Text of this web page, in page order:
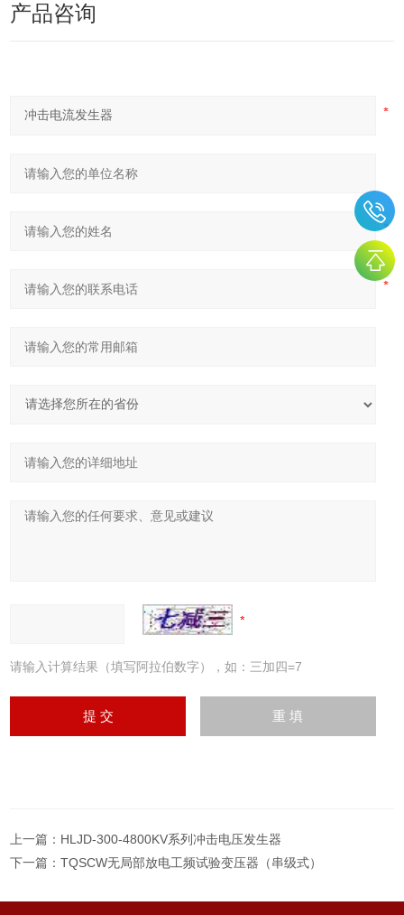
产品咨询
请输入计算结果（填写阿拉伯数字），如：三加四=7
上一篇： HLJD-300-4800KV系列冲击电压发生器
下一篇：TQSCW无局部放电工频试验变压器（串级式）